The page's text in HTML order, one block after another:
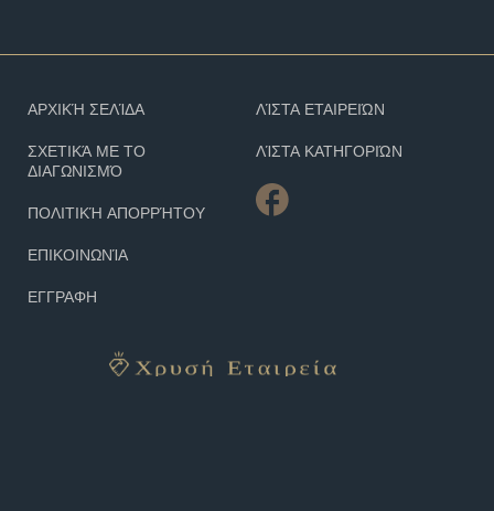
ΑΡΧΙΚΉ ΣΕΛΊΔΑ
ΣΧΕΤΙΚΆ ΜΕ ΤΟ
ΔΙΑΓΩΝΙΣΜΌ
ΠΟΛΙΤΙΚΉ ΑΠΟΡΡΉΤΟΥ
ΕΠΙΚΟΙΝΩΝΊΑ
ΕΓΓΡΑΦΗ
ΛΊΣΤΑ ΕΤΑΙΡΕΙΏΝ
ΛΊΣΤΑ ΚΑΤΗΓΟΡΙΏΝ